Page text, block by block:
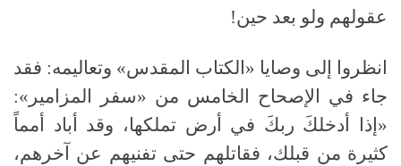
عقولهم ولو بعد حين!
انظروا إلى وصايا «الكتاب المقدس» وتعاليمه: فقد
جاء في الإصحاح الخامس من «سفر المزامير»:
«إذا أدخلكَ ربكَ في أرض تملكها، وقد أباد أمماً
كثيرة من قبلك، فقاتلهم حتى تفنيهم عن آخرهم،